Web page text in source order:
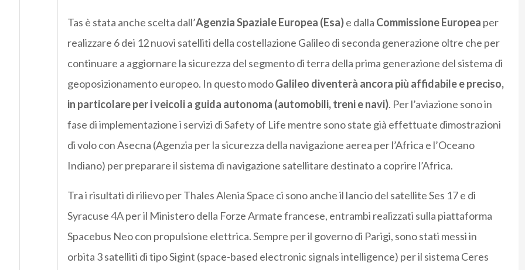
Tas è stata anche scelta dall’Agenzia Spaziale Europea (Esa)e dalla Commissione Europea per
realizzare 6 dei 12 nuovi satelliti della costellazione Galileo di seconda generazione oltre che per
continuare a aggiornare la sicurezza del segmento di terra della prima generazione del sistema di
geoposizionamento europeo. In questo modoGalileo diventerà ancora più affidabile e preciso,
in particolare per i veicoli a guida autonoma (automobili, treni e navi). Per l’aviazione sono in
fase di implementazione i servizi di Safety of Life mentre sono state già effettuate dimostrazioni
di volo con Asecna (Agenzia per la sicurezza della navigazione aerea per l’Africa e l’Oceano
Indiano) per preparare il sistema di navigazione satellitare destinato a coprire l’Africa.
Tra i risultati di rilievo per Thales Alenia Space ci sono anche il lancio del satellite Ses 17 e di
Syracuse 4A per il Ministero della Forze Armate francese, entrambi realizzati sulla piattaforma
Spacebus Neo con propulsione elettrica. Sempre per il governo di Parigi, sono stati messi in
orbita 3 satelliti di tipo Sigint (space-based electronic signals intelligence) per il sistema Ceres